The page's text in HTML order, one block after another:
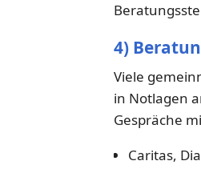
4)
Viele
in Notlagen
Gespräche
Caritas,